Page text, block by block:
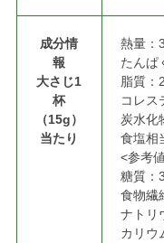
成分情
報
大さじ1
杯
（15g）
当たり
熱量：
たんぱ
脂質：
コレス
炭水化
食塩相
<参考
糖質：
食物繊
ナトリ
カリウ